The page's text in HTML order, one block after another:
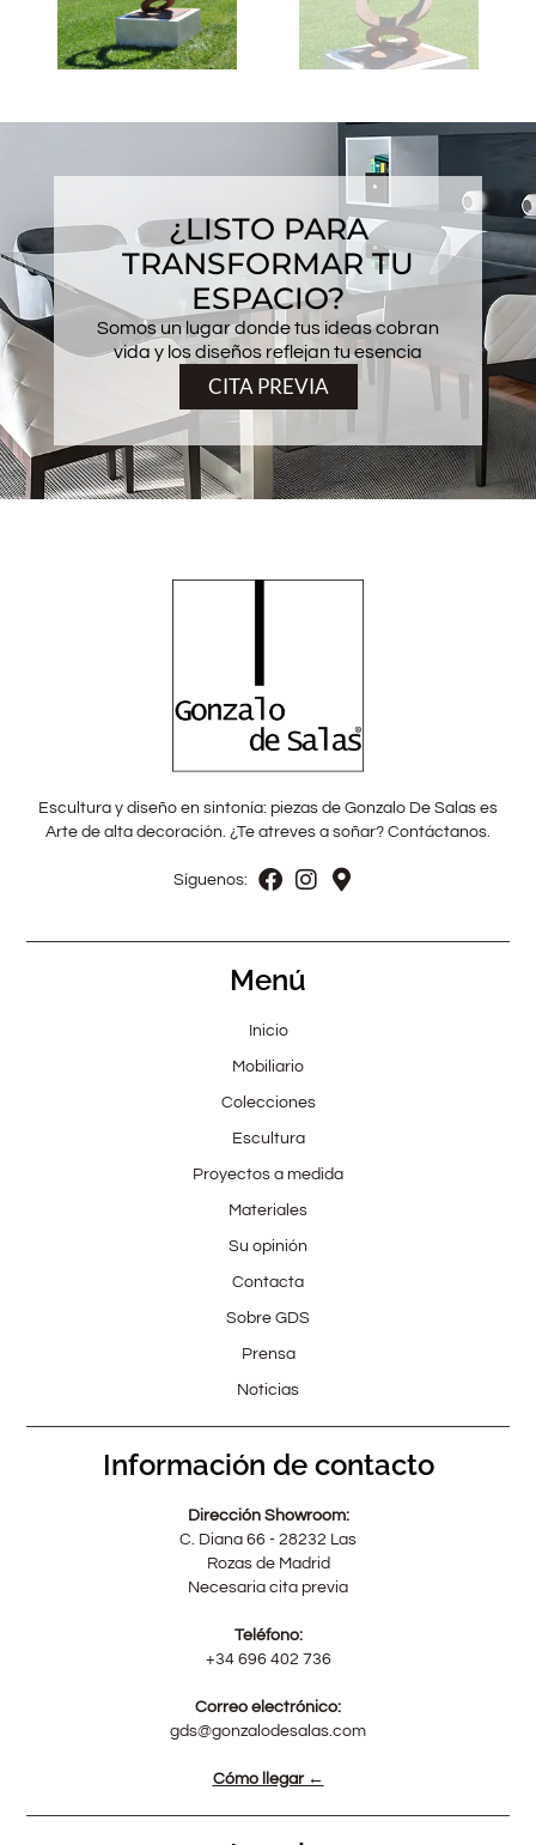
¿LISTO PARA
TRANSFORMAR TU
ESPACIO?
Somos un lugar donde tus ideas cobran
vida y los diseños reflejan tu esencia
CITA PREVIA
Escultura y diseño en sintonía: piezas de Gonzalo De Salas es
Arte de alta decoración. ¿Te atreves a soñar? Contáctanos.
Síguenos:
Menú
Inicio
Mobiliario
Colecciones
Escultura
Proyectos a medida
Materiales
Su opinión
Contacta
Sobre GDS
Prensa
Noticias
Información de contacto
Dirección Showroom:
C. Diana 66 - 28232 Las
Rozas de Madrid
Necesaria cita previa
Teléfono:
+34 696 402 736
Correo electrónico:
gds@gonzalodesalas.com
Cómo llegar ←